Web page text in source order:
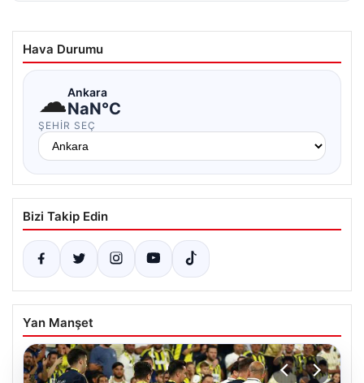
Hava Durumu
☁Ankara
NaN°C
ŞEHIR SEÇ
Bizi Takip Edin
Yan Manşet